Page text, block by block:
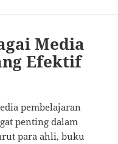
Media
Efektif
pembelajaran
penting dalam
para ahli, buku